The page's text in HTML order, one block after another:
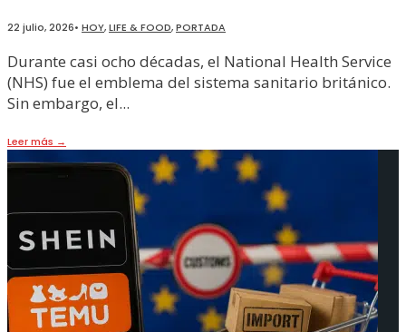
22 julio, 2026• HOY,LIFE & FOOD,PORTADA
Durante casi ocho décadas, el National Health Service
(NHS) fue el emblema del sistema sanitario británico.
Sin embargo, el...
Leer más →